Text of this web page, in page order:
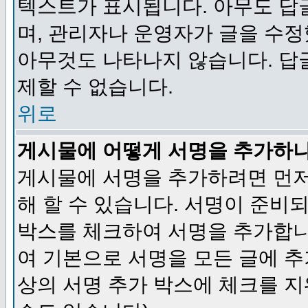
텍스트가 표시됩니다. 아무도
며, 관리자나 운영자가 글을 수
아무것도 나타나지 않습니다.
제할 수 없습니다.
위로
게시물에 어떻게 서명을 추가하
게시물에 서명을 추가하려면 먼
해 할 수 있습니다. 서명이 준비
박스를 체크하여 서명을 추가합
여 기본으로 서명을 모든 글에
상의 서명 추가 박스에 체크를